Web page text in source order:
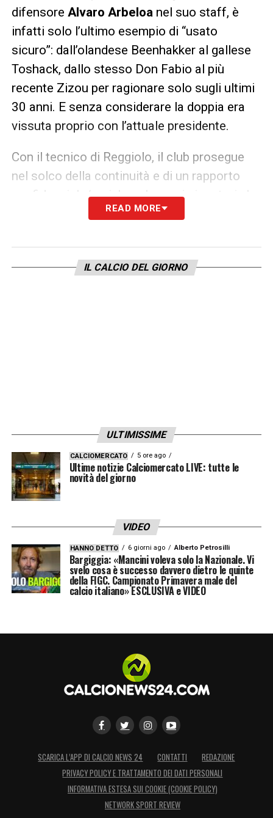
difensore Alvaro Arbeloa nel suo staff, è
infatti solo l’ultimo esempio di “usato
sicuro”: dall’olandese Beenhakker al gallese
Toshack, dallo stesso Don Fabio al più
recente Zizou per ragionare solo sugli ultimi
30 anni. E senza considerare la doppia era
vissuta proprio con l’attuale presidente.
Con il tecnico di Reggiolo, il club prosegue
nel solco della continuità e di un rapporto
confidenziale/amichevole con i giocatori che
già sotto la gestione del francese era
potrebbe anche riaprire le porte al rinnovo di
Sergio Ramos o, perché no, al clamoroso
READ MORE
IL CALCIO DEL GIORNO
ULTIMISSIME
CALCIOMERCATO 5 ore ago
Ultime notizie Calciomercato LIVE: tutte le
novità del giorno
VIDEO
HANNO DETTO 6 giorni ago Alberto Petrosilli
Bargiggia: «Mancini voleva solo la Nazionale. Vi
svelo cosa è successo davvero dietro le quinte
della FIGC. Campionato Primavera male del
calcio italiano» ESCLUSIVA e VIDEO
SCARICA L’APP DI CALCIO NEWS 24 CONTATTI
REDAZIONE
PRIVACY POLICY E TRATTAMENTO DEI DATI PERSONALI
INFORMATIVA ESTESA SUI COOKIE (COOKIE POLICY)
NETWORK SPORT REVIEW